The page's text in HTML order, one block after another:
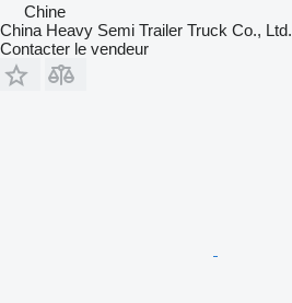
Chine
China Heavy Semi Trailer Truck Co., Ltd.
Contacter le vendeur